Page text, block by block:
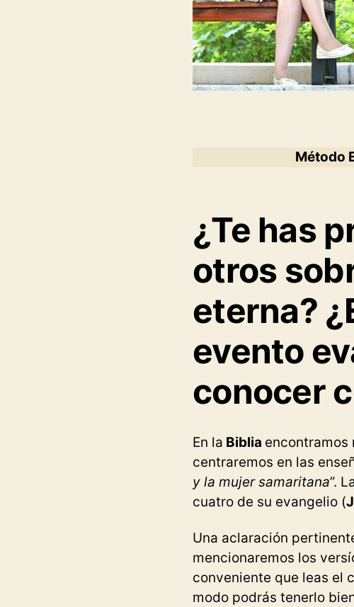
Método
¿Te has
otros
eterna?
evento
conocer
En la Biblia encontramos
centraremos en las
y la mujer samaritana”.
cuatro de su evangelio (
Una aclaración
mencionaremos los
conveniente que leas el
modo podrás tenerlo